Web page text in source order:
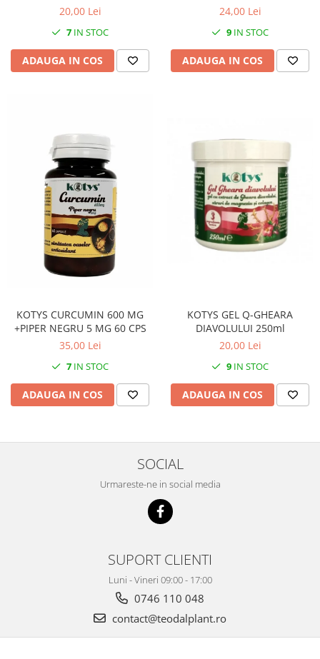
20,00 Lei
7 IN STOC
ADAUGA IN COS
SIROP 200 ML
24,00 Lei
9 IN STOC
ADAUGA IN COS
KOTYS CURCUMIN 600 MG
+PIPER NEGRU 5 MG 60 CPS
35,00 Lei
7 IN STOC
ADAUGA IN COS
KOTYS GEL Q-GHEARA
DIAVOLULUI 250ml
20,00 Lei
9 IN STOC
ADAUGA IN COS
SOCIAL
Urmareste-ne in social media
SUPORT CLIENTI
Luni - Vineri 09:00 - 17:00
0746 110 048
contact@teodalplant.ro